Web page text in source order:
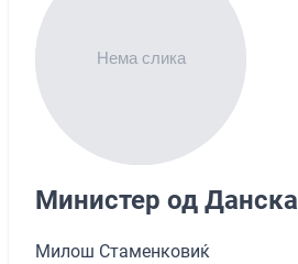
Министер од Данска
Милош Стаменковиќ